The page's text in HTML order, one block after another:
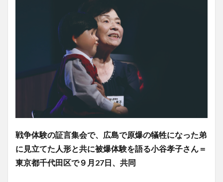
戦争体験の証言集会で、広島で原爆の犠牲になった弟
に見立てた人形と共に被爆体験を語る小谷孝子さん＝
東京都千代田区で９月27日、共同